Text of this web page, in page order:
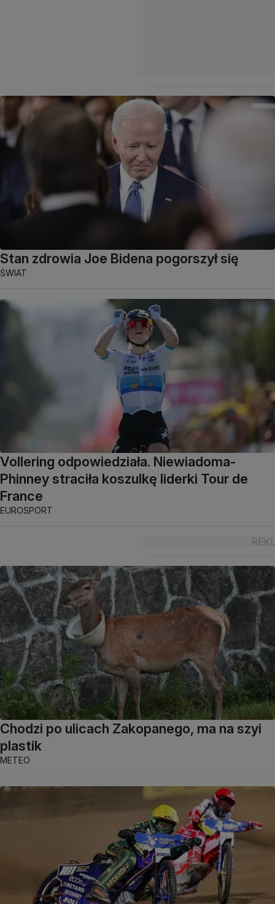
Stan zdrowia Joe Bidena pogorszył się
ŚWIAT
Vollering odpowiedziała. Niewiadoma-
Phinney straciła koszulkę liderki Tour de
France
EUROSPORT
Chodzi po ulicach Zakopanego, ma na szyi
plastik
METEO